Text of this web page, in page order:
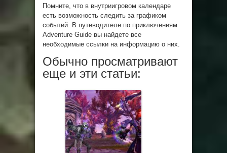
Помните, что в внутриигровом календаре
есть возможность следить за графиком
событий. В путеводителе по приключениям
Adventure Guide вы найдете все
необходимые ссылки на информацию о них.
Обычно просматривают
еще и эти статьи: